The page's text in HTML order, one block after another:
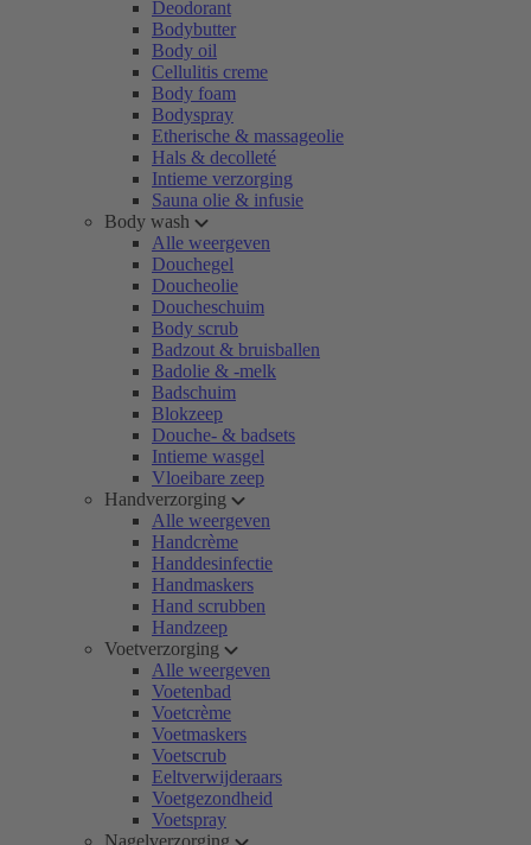
Deodorant
Bodybutter
Body oil
Cellulitis creme
Body foam
Bodyspray
Etherische & massageolie
Hals & decolleté
Intieme verzorging
Sauna olie & infusie
Body wash
Alle weergeven
Douchegel
Doucheolie
Doucheschuim
Body scrub
Badzout & bruisballen
Badolie & -melk
Badschuim
Blokzeep
Douche- & badsets
Intieme wasgel
Vloeibare zeep
Handverzorging
Alle weergeven
Handcrème
Handdesinfectie
Handmaskers
Hand scrubben
Handzeep
Voetverzorging
Alle weergeven
Voetenbad
Voetcrème
Voetmaskers
Voetscrub
Eeltverwijderaars
Voetgezondheid
Voetspray
Nagelverzorging